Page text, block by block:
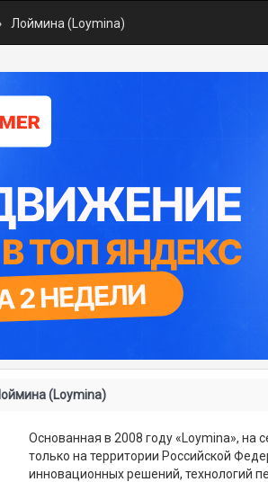
Лоймина (Loymina)
(Loymina)
Основанная в 2008 году «Loymina»,
только на территории Российской
инновационных решений, технологий